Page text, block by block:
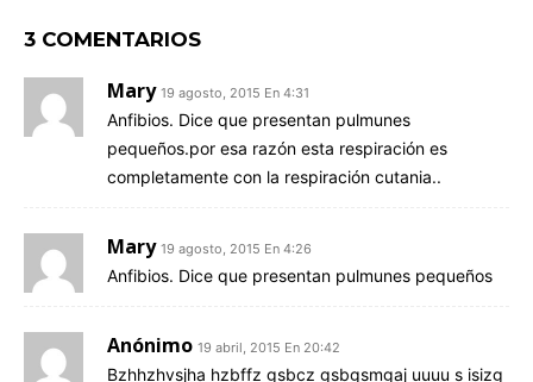
3 COMENTARIOS
Mary 19 agosto, 2015 En 4:31
Anfibios. Dice que presentan pulmunes
pequeños.por esa razón esta respiración es
completamente con la respiración cutania..
Mary 19 agosto, 2015 En 4:26
Anfibios. Dice que presentan pulmunes pequeños
Anónimo 19 abril, 2015 En 20:42
Bzhhzhvsjha hzbffz gsbcz gsbgsmgaj uuuu s isizg